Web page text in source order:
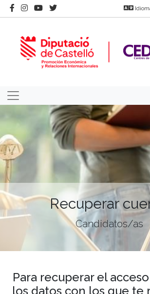
Recuperar
Candidatos/as
Para recuperar el
los datos con los que te